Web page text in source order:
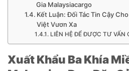
Gia Malaysiacargo
Kết Luận: Đối Tác Tin Cậy
Việt Vươn Xa
LIÊN HỆ ĐỂ ĐƯỢC TƯ VẤN
Xuất Khẩu Ba Khía